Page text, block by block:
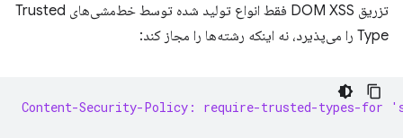
تزریق DOM XSS فقط انواع تولید شده توسط خط‌مشی‌های Trusted
Type را می‌پذیرد، نه اینکه رشته‌ها را مجاز کند:
Content-Security-Policy: require-trusted-types-